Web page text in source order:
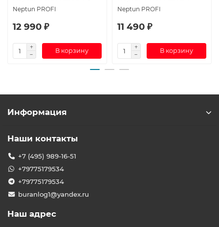
Neptun PROFI
12 990 ₽
В корзину
Neptun PROFI
11 490 ₽
В корзину
Информация
Наши контакты
+7 (495) 989-16-51
+79775179534
+79775179534
buranlog1@yandex.ru
Наш адрес